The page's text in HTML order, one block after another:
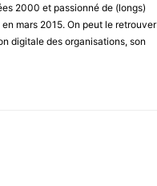
2000 et passionné de (longs)
mars 2015. On peut le retrouver
digitale des organisations, son